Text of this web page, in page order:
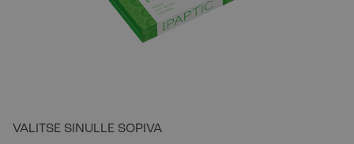
VALITSE SINULLE SOPIVA